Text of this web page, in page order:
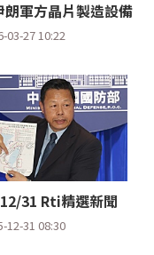
朗軍方晶片製造設備
03-27 10:22
31 Rti精選新聞
12-31 08:30